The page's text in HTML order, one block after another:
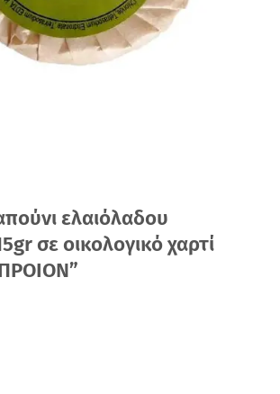
ελαιόλαδου
σε οικολογικό χαρτί